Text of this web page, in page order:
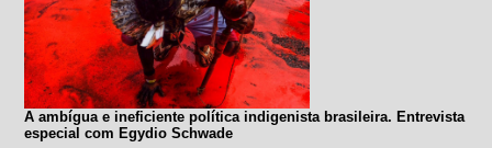
A ambígua e ineficiente política indigenista brasileira. Entrevista
especial com Egydio Schwade